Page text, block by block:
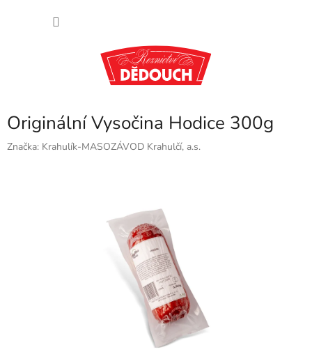
Originální Vysočina Hodice 300g
Značka: Krahulík-MASOZÁVOD Krahulčí, a.s.